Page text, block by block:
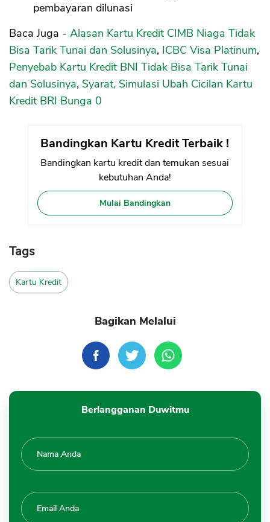
pembayaran dilunasi
Baca Juga - Alasan Kartu Kredit CIMB Niaga Tidak
Bisa Tarik Tunai dan Solusinya, ICBC Visa Platinum,
Penyebab Kartu Kredit BNI Tidak Bisa Tarik Tunai
dan Solusinya, Syarat, Simulasi Ubah Cicilan Kartu
Kredit BRI Bunga 0
Bandingkan Kartu Kredit Terbaik !
Bandingkan kartu kredit dan temukan sesuai
kebutuhan Anda!
Mulai Bandingkan
Tags
Kartu Kredit
Bagikan Melalui
Berlangganan Duwitmu